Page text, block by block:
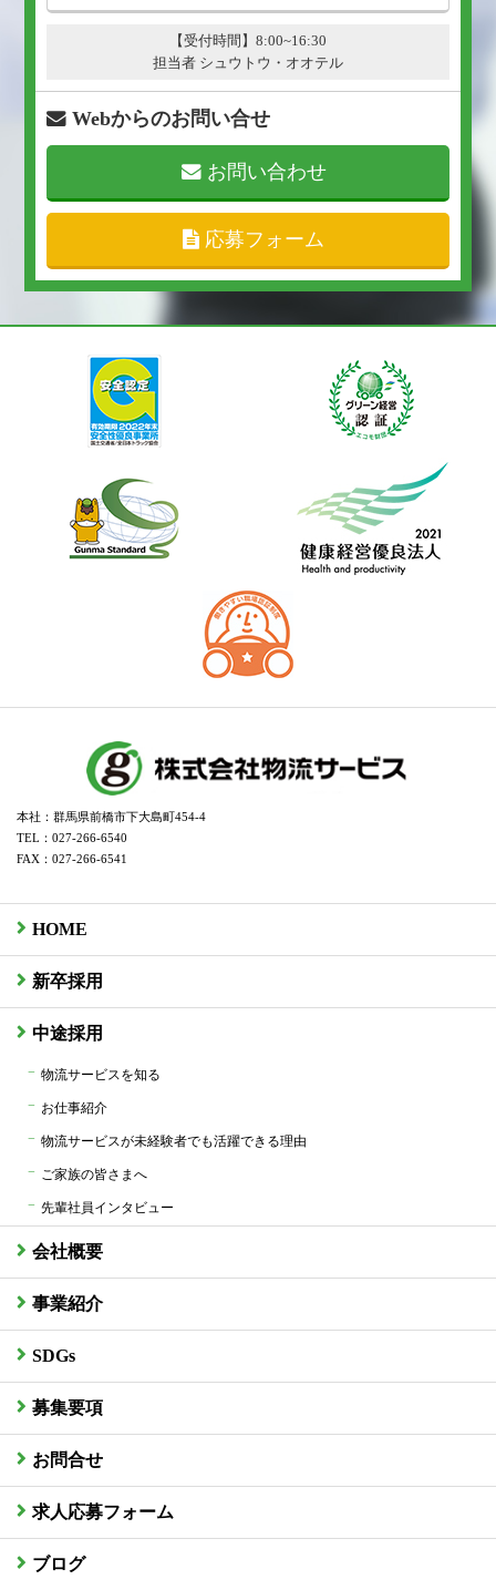
【受付時間】8:00~16:30
担当者 シュウトウ・オオテル
Webからのお問い合せ
お問い合わせ
応募フォーム
本社：群馬県前橋市下大島町454-4
TEL：027-266-6540
FAX：027-266-6541
HOME
新卒採用
中途採用
物流サービスを知る
お仕事紹介
物流サービスが未経験者でも活躍できる理由
ご家族の皆さまへ
先輩社員インタビュー
会社概要
事業紹介
SDGs
募集要項
お問合せ
求人応募フォーム
ブログ